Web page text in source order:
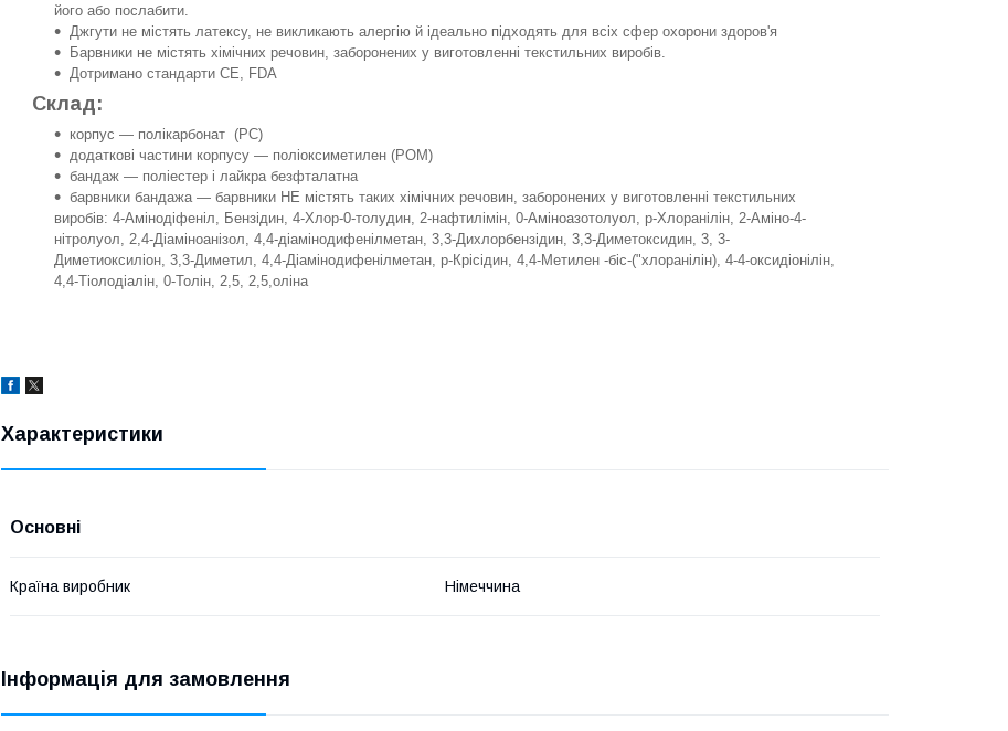
його або послабити.
Джгути не містять латексу, не викликають алергію й ідеально підходять для всіх сфер охорони здоров'я
Барвники не містять хімічних речовин, заборонених у виготовленні текстильних виробів.
Дотримано стандарти CE, FDA
Склад:
корпус — полікарбонат (PC)
додаткові частини корпусу — поліоксиметилен (POM)
бандаж — поліестер і лайкра безфталатна
барвники бандажа — барвники НЕ містять таких хімічних речовин, заборонених у виготовленні текстильних
виробів: 4-Амінодіфеніл, Бензідин, 4-Хлор-0-толудин, 2-нафтилімін, 0-Аміноазотолуол, р-Хлоранілін, 2-Аміно-4-
нітролуол, 2,4-Діаміноанізол, 4,4-діамінодифенілметан, 3,3-Дихлорбензідин, 3,3-Диметоксидин, 3, 3-
Диметиоксиліон, 3,3-Диметил, 4,4-Діамінодифенілметан, р-Крісідин, 4,4-Метилен -біс-("хлоранілін), 4-4-оксидіонілін,
4,4-Тіолодіалін, 0-Толін, 2,5, 2,5,оліна
Характеристики
Основні
Країна виробник Німеччина
Інформація для замовлення